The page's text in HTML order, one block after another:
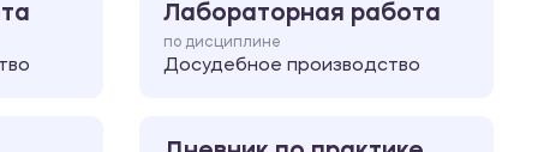
Лабораторная работа
по дисциплине
Досудебное производство